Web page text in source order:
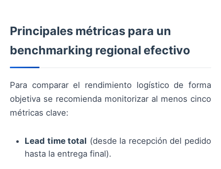
Principales métricas para un
benchmarking regional efectivo
Para comparar el rendimiento logístico de forma
objetiva se recomienda monitorizar al menos cinco
métricas clave:
Lead time total (desde la recepción del pedido
hasta la entrega final).